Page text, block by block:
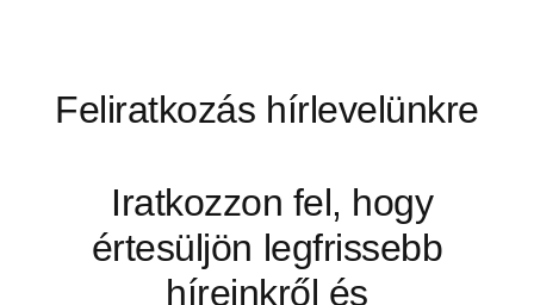
Feliratkozás hírlevelünkre
Iratkozzon fel, hogy
értesüljön legfrissebb
híreinkről és